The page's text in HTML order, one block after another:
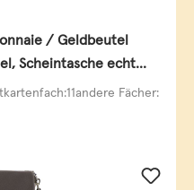
/ Geldbeutel
Scheintasche echt
Fächer: